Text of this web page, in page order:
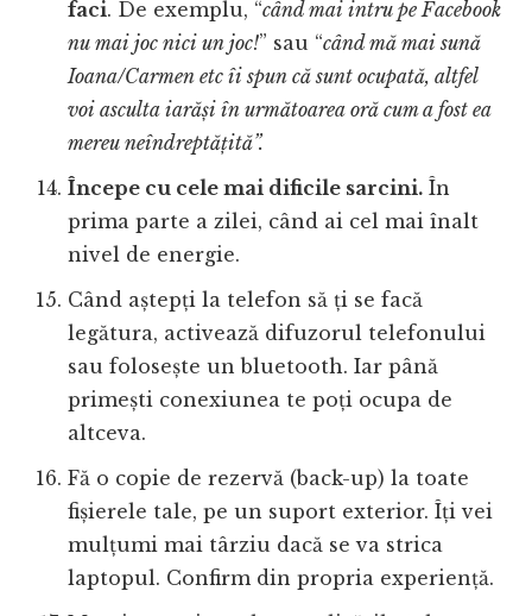
faci. De exemplu, “când mai intru pe Facebook
nu mai joc nici un joc!” sau “când mă mai sună
Ioana/Carmen etc îi spun că sunt ocupată, altfel
voi asculta iarăși în următoarea oră cum a fost ea
mereu neîndreptățită”.
Începe cu cele mai dificile sarcini. În
prima parte a zilei, când ai cel mai înalt
nivel de energie.
Când aștepți la telefon să ți se facă
legătura, activează difuzorul telefonului
sau folosește un bluetooth. Iar până
primești conexiunea te poți ocupa de
altceva.
Fă o copie de rezervă (back-up) la toate
fișierele tale, pe un suport exterior. Îți vei
mulțumi mai târziu dacă se va strica
laptopul. Confirm din propria experiență.